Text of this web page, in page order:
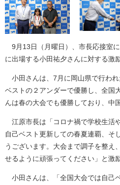
9月13日（月曜日）、市長応接室
に出場する小田祐夕さんに対する激
小田さんは、7月に岡山県で行わ
ベストの２アンダーで優勝し、全国
んは春の大会でも優勝しており、中
江原市長は「コロナ禍で学校生活
自己ベスト更新しての春夏連覇、そ
うございます。大会まで調子を整え
せるように頑張ってください」と激
小田さんは、「全国大会では自己